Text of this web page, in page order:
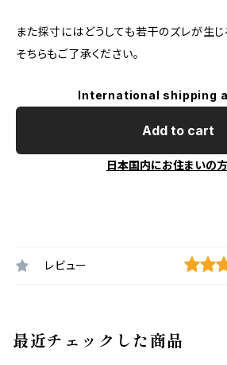
また採寸にはどうしても若干のズレが生
そちらもご了承ください。
International shipping
Add to cart
日本国内にお住まいの
レビュー
最近チェックした商品